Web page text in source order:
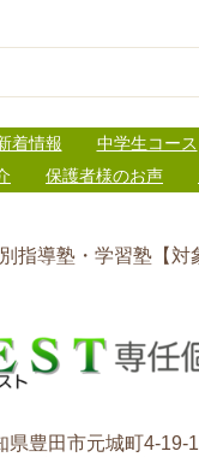
着情報 中学生コース
保護者様のお声
指導塾・学習塾【対
県豊田市元城町4-19-